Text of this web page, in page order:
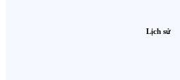
Lịch sử